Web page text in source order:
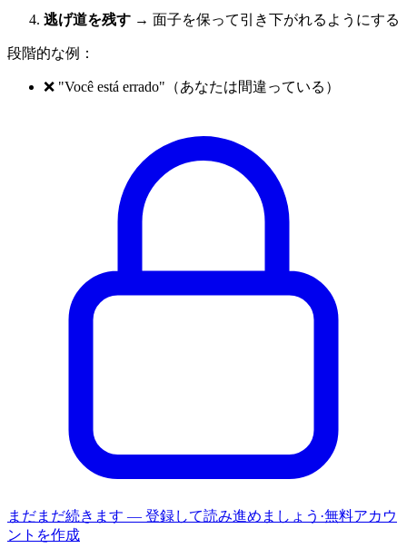
逃げ道を残す → 面子を保って引き下がれるようにする
段階的な例：
❌ "Você está errado"（あなたは間違っている）
まだまだ続きます — 登録して読み進めましょう ·無料アカウ
ントを作成